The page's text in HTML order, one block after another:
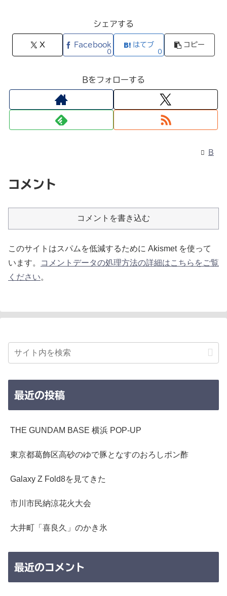
シェアする
X Facebook
0
はてブ
0
コピー
Bをフォローする
B
コメント
コメントを書き込む
このサイトはスパムを低減するために Akismet を使って
います。
コメントデータの処理方法の詳細はこちらをご覧
ください。
最近の投稿
THE GUNDAM BASE 横浜 POP-UP
東京都葛飾区高砂のゆで豚となすのおろしポン酢
Galaxy Z Fold8を見てきた
市川市民納涼花火大会
大井町「喜良久」のかき氷
最近のコメント